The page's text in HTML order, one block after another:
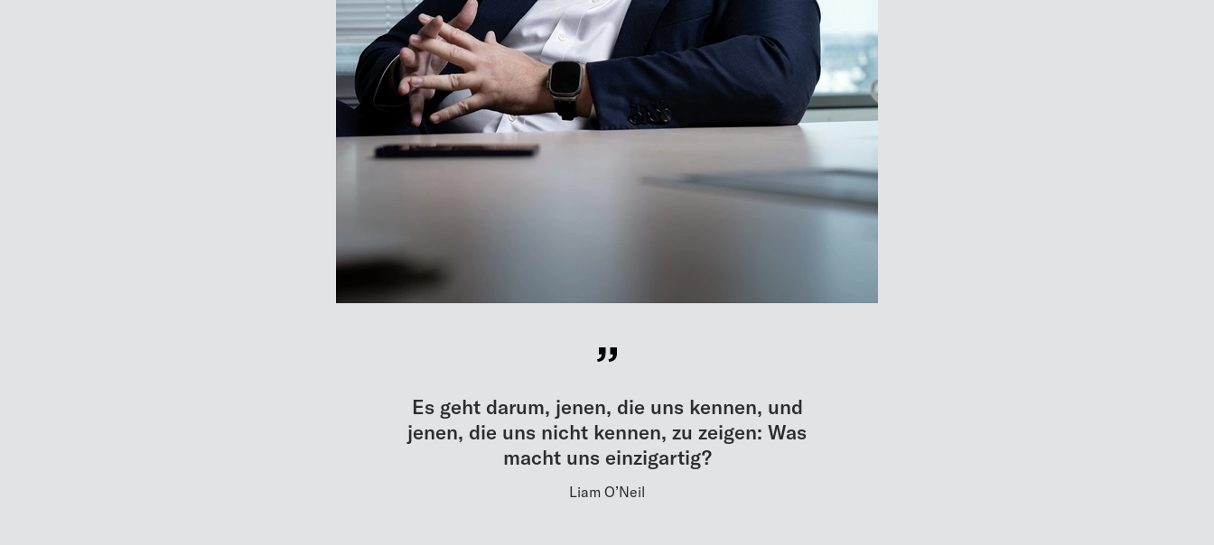
Es geht darum, jenen, die uns kennen, und
jenen, die uns nicht kennen, zu zeigen: Was
macht uns einzigartig?
Liam O’Neil